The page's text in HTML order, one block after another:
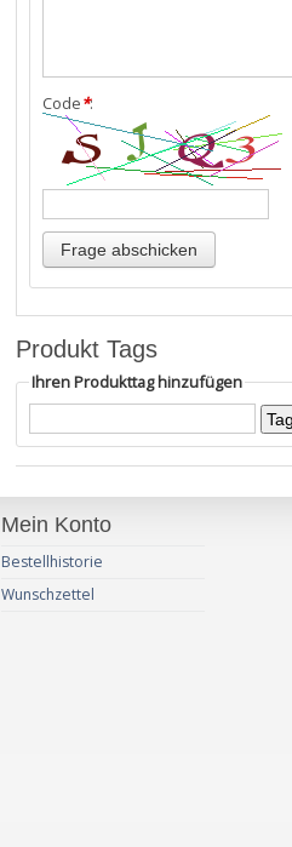
Code*:
Produkt Tags
Ihren Produkttag hinzufügen
Mein Konto
Bestellhistorie
Wunschzettel